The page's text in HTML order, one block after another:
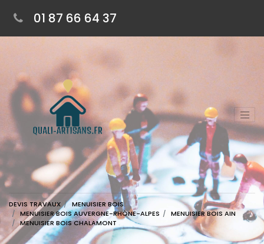
01 87 66 64 37
DEVIS TRAVAUX
MENUISIER BOIS
MENUISIER BOIS AUVERGNE-RHÔNE-ALPES
MENUISIER BOIS AIN
MENUISIER BOIS CHALAMONT